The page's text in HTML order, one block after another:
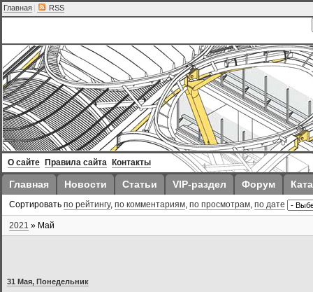
Главная | RSS
О сайте Правила сайта Контакты
Главная Новости Статьи VIP-раздел Форум
Сортировать по рейтингу, по комментариям, по просмотрам, по дате
2021 » Май
31 Мая, Понедельник